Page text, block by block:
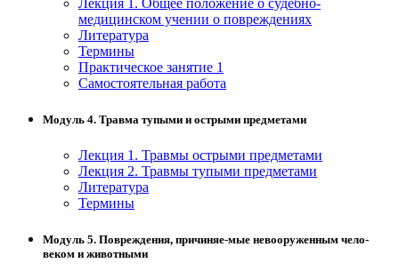
Изобразительное и прикладные виды
искусств
информативно-библиотечное дело
Управление в технических системах
Ветеринария и зоотехника
аккредитации
Лекция 1. Общее положение о судебно-
медицинском учении о повреждениях
Литература
Термины
Практическое занятие 1
Самостоятельная работа
Модуль 4. Травма тупыми и острыми предметами
Лекция 1. Травмы острыми предметами
Лекция 2. Травмы тупыми предметами
Литература
Термины
Модуль 5. Повреждения, причиняе-мые невооруженным чело-
веком и животными